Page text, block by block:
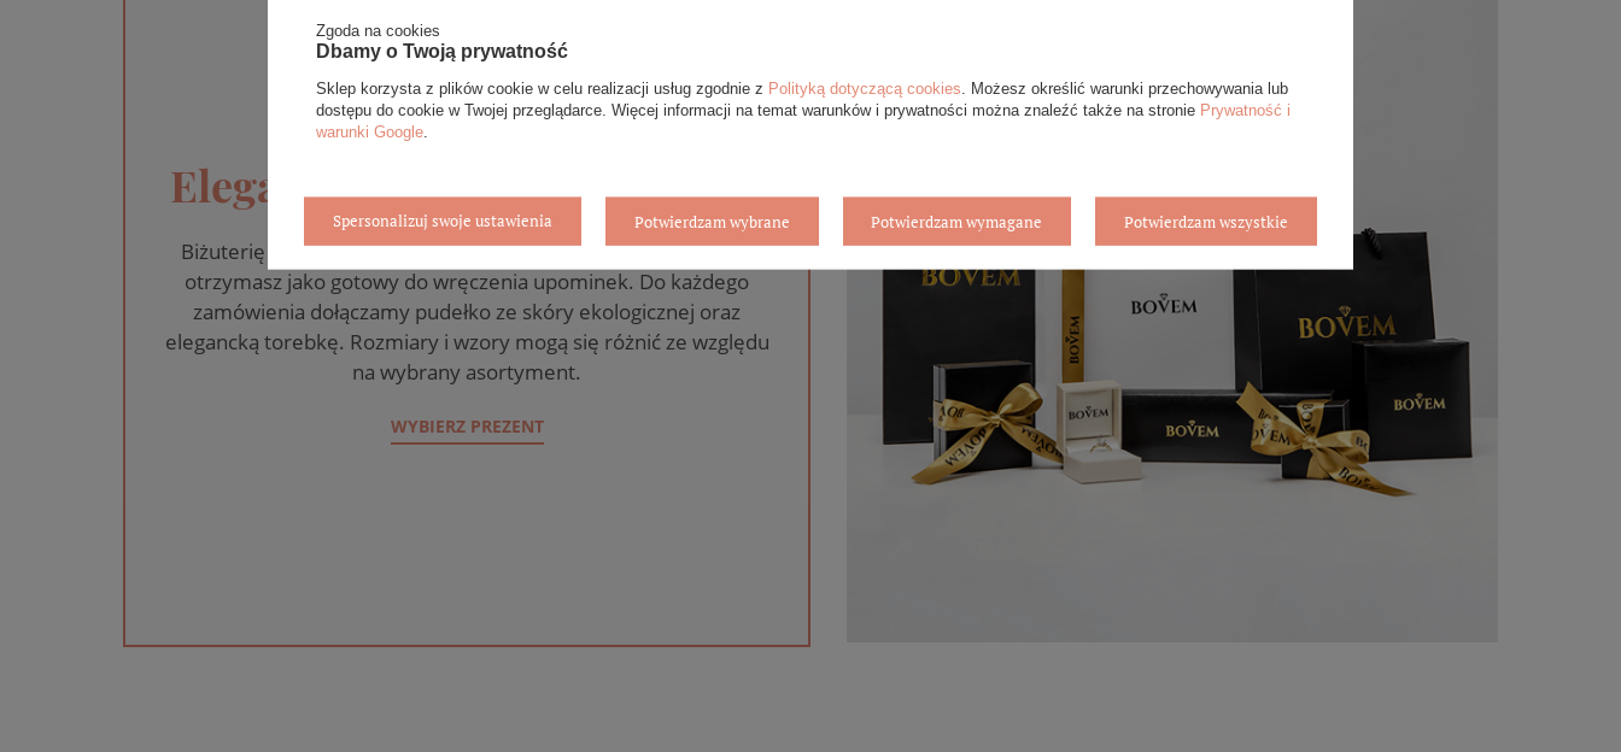
Eleganckie opakowanie gratis
Biżuterię i zegarki zakupione w sklepie internetowym BOVEM
otrzymasz jako gotowy do wręczenia upominek. Do każdego
zamówienia dołączamy pudełko ze skóry ekologicznej oraz
elegancką torebkę. Rozmiary i wzory mogą się różnić ze względu
na wybrany asortyment.
WYBIERZ PREZENT
Zgoda na cookies
Dbamy o Twoją prywatność
Sklep korzysta z plików cookie w celu realizacji usług zgodnie z Polityką dotyczącą cookies . Możesz określić warunki przechowywania lub
dostępu do cookie w Twojej przeglądarce. Więcej informacji na temat warunków i prywatności można znaleźć także na stronie Prywatność i
warunki Google
Spersonalizuj swoje ustawienia Potwierdzam wybrane Potwierdzam wymagane Potwierdzam wszystkie